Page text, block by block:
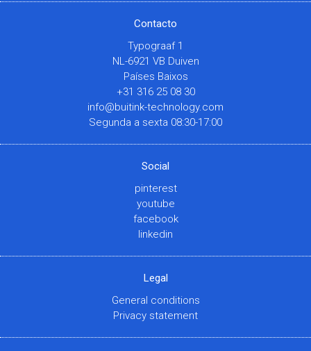
Contacto
Typograaf 1
NL-6921 VB Duiven
Países Baixos
+31 316 25 08 30
info@buitink-technology.com
Segunda a sexta 08:30-17:00
Social
pinterest
youtube
facebook
linkedin
Legal
General conditions
Privacy statement